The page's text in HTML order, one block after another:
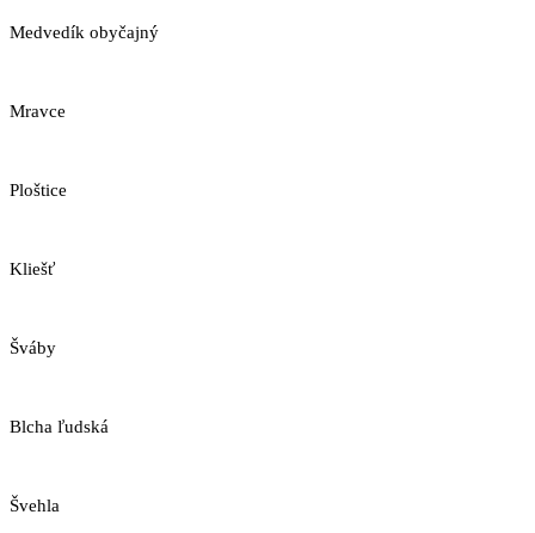
Medvedík obyčajný
Mravce
Ploštice
Kliešť
Šváby
Blcha ľudská
Švehla